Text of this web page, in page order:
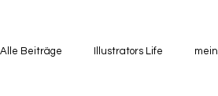
Alle Beiträge Illustrators Life